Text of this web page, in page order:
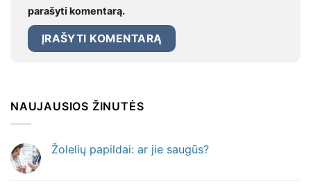
parašyti komentarą.
NAUJAUSIOS ŽINUTĖS
Žolelių papildai: ar jie saugūs?